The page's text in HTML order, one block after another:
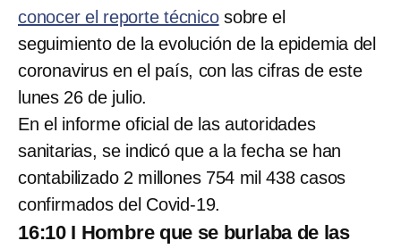
conocer el reporte técnicosobre el
seguimiento de la evolución de la epidemia del
coronavirus en el país, con las cifras de este
lunes 26 de julio.
En el informe oficial de las autoridades
sanitarias, se indicó que a la fecha se han
contabilizado 2 millones 754 mil 438 casos
confirmados del Covid-19.
16:10 I Hombre que se burlaba de las